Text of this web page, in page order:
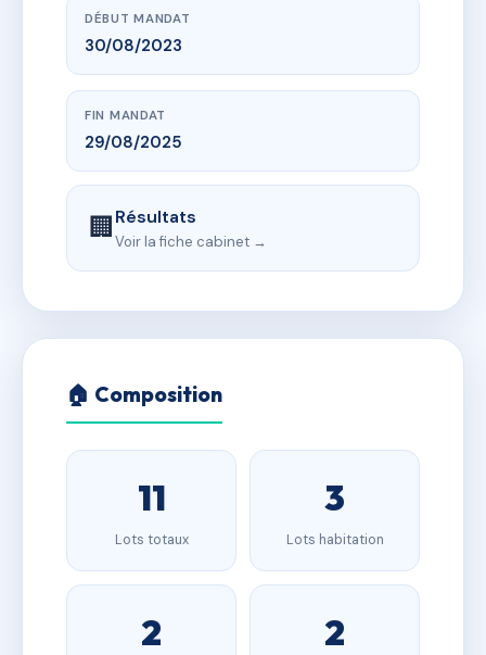
DÉBUT MANDAT
30/08/2023
FIN MANDAT
29/08/2025
🏢Résultats
Voir la fiche cabinet →
🏠 Composition
11
Lots totaux
3
Lots habitation
2 2